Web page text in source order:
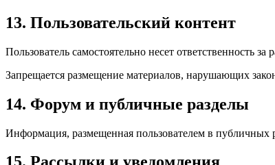
13. Пользовательский контент
Пользователь самостоятельно несет ответственность
Запрещается размещение материалов, нарушающих
14. Форум и публичные разделы
Информация, размещенная пользователем в